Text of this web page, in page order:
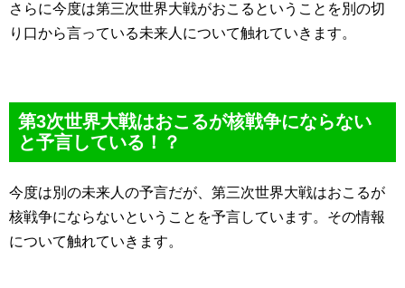
さらに今度は第三次世界大戦がおこるということを別の切
り口から言っている未来人について触れていきます。
第3次世界大戦はおこるが核戦争にならない
と予言している！？
今度は別の未来人の予言だが、第三次世界大戦はおこるが
核戦争にならないということを予言しています。その情報
について触れていきます。